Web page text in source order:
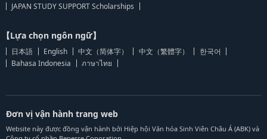
JAPAN STUDY SUPPORT Scholarships
【Lựa chọn ngôn ngữ】
日本語 English 中文（简体字） 中文（繁體字）
한국어
Bahasa Indonesia
ภาษาไทย
Đơn vị vận hành trang web
Website này được đồng vận hành bởi Hiệp hội Văn hóa Sinh Viên Châu Á (ABK) và